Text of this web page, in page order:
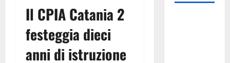
Il CPIA Catania 2
festeggia dieci
anni di istruzione